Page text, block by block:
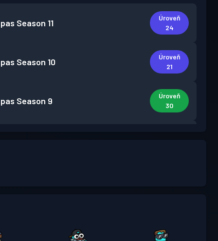
Season 11
Úroveň
24
Season 10
Úroveň
21
Season 9
Úroveň
30